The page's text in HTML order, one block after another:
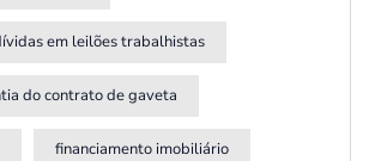
em leilões trabalhistas
do contrato de gaveta
financiamento imobiliário